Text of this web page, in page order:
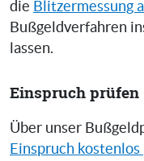
die Blitzermessung
Bußgeldverfahren
lassen.
Einspruch prüfen
Über unser
Einspruch